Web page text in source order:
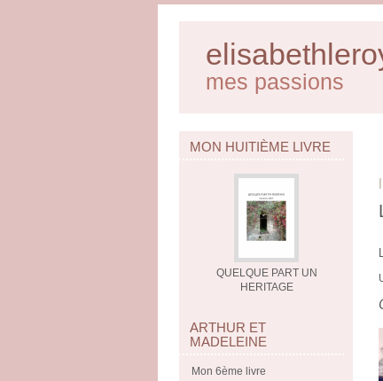
mes passions
MON HUITIÈME LIVRE
QUELQUE PART UN
HERITAGE
ARTHUR ET
MADELEINE
Mon 6ème livre